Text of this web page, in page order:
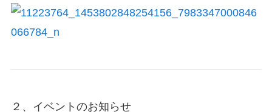
２、イベントのお知らせ